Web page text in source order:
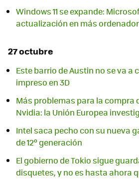
Windows 11 se expande:
actualización en más
27 octubre
Este barrio de Austin no se va a
impreso en 3D
Más problemas para la compra
Nvidia: la Unión Europea
Intel saca pecho con su nueva
de 12º generación
El gobierno de Tokio sigue
disquetes, y no es hasta ahora